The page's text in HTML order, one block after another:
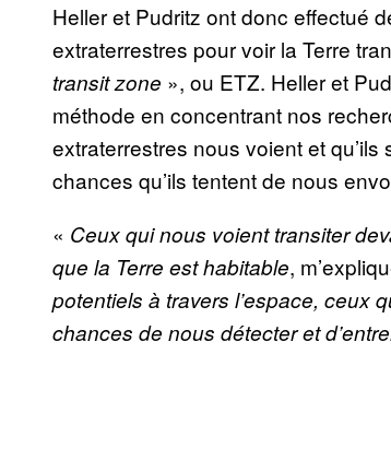
Heller et Pudritz ont donc effectué
extraterrestres pour voir la Terre
transit zone », ou ETZ. Heller et
méthode en concentrant nos
extraterrestres nous voient et
chances qu’ils tentent de nous
« Ceux qui nous voient transiter
que la Terre est habitable,
potentiels à travers l’espace, ceux
chances de nous détecter et